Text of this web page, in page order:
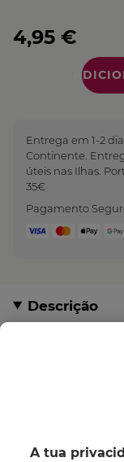
4,95 €
Quantidade
Entrega em 1-2
Continente.
úteis nas Ilhas.
35€
Pagamento
Descrição
Concentrado
Pequeno no
sua fórmula
plástico e a
contém
A tua